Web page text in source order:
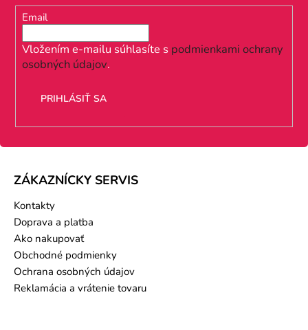
Email
Vložením e-mailu súhlasíte s podmienkami ochrany
osobných údajov.
PRIHLÁSIŤ SA
ZÁKAZNÍCKY SERVIS
Kontakty
Doprava a platba
Ako nakupovať
Obchodné podmienky
Ochrana osobných údajov
Reklamácia a vrátenie tovaru